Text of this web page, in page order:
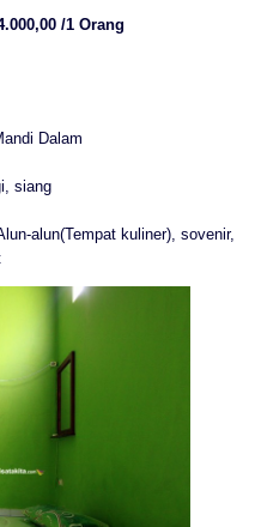
/1 Orang
Dalam
siang
alun(Tempat kuliner), sovenir,